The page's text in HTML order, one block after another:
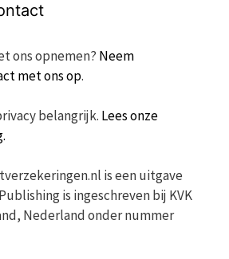
ons opnemen? Neem
met ons op.
belangrijk. Lees onze
is een uitgave
is ingeschreven bij KVK
Nederland onder nummer